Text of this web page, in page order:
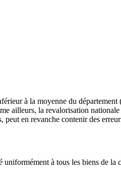
à la moyenne du
la revalorisation
peut en revanche contenir des
à tous les biens de la